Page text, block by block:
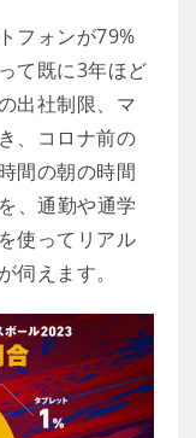
フォンが79%
て既に3年ほど
出社制限、マ
、コロナ前の
間の朝の時間
、通勤や通学
使ってリアル
伺えます。